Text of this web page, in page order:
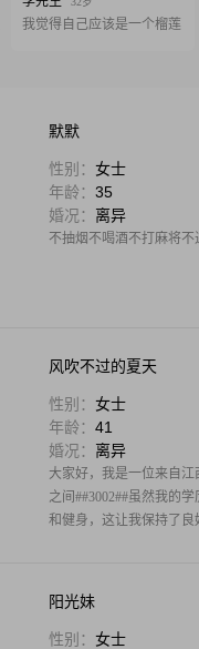
我觉得自己应该是一个榴莲
默默
性别： 女士
年龄： 35
婚况： 离异
不抽烟不喝酒不打麻将不
风吹不过的夏天
性别： 女士
年龄： 41
婚况： 离异
大家好，我是一位来自江
之间##3002##虽然我的
和健身，这让我保持了良
阳光妹
性别： 女士